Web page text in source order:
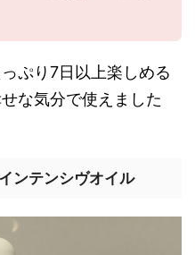
ぷり7日以上楽しめる
な気分で使えました
ンテンシヴオイル